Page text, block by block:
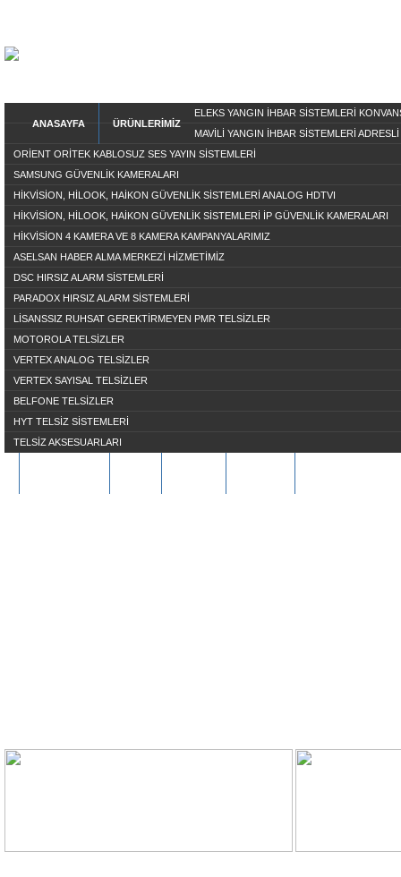
ANASAYFA ÜRÜNLERİMİZ
ELEKS YANGIN İHBAR SİSTEMLERİ
MAVİLİ YANGIN İHBAR SİSTEMLERİ ADRESLİ
ORİENT ORİTEK KABLOSUZ SES YAYIN SİSTEMLERİ
SAMSUNG GÜVENLİK KAMERALARI
HİKVİSİON, HİLOOK, HAİKON GÜVENLİK SİSTEMLERİ ANALOG HDTVI
HİKVİSİON, HİLOOK, HAİKON GÜVENLİK SİSTEMLERİ İP GÜVENLİK KAMERALARI
HİKVİSİON 4 KAMERA VE 8 KAMERA KAMPANYALARIMIZ
ASELSAN HABER ALMA MERKEZİ HİZMETİMİZ
DSC HIRSIZ ALARM SİSTEMLERİ
PARADOX HIRSIZ ALARM SİSTEMLERİ
LİSANSSIZ RUHSAT GEREKTİRMEYEN PMR TELSİZLER
MOTOROLA TELSİZLER
VERTEX ANALOG TELSİZLER
VERTEX SAYISAL TELSİZLER
BELFONE TELSİZLER
HYT TELSİZ SİSTEMLERİ
TELSİZ AKSESUARLARI